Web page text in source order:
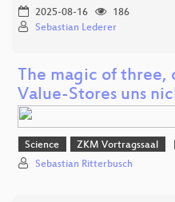
2025-08-16
186
Sebastian Lederer
The magic of three,
Value-Stores uns
Science ZKM Vortragssaal
Sebastian Ritterbusch